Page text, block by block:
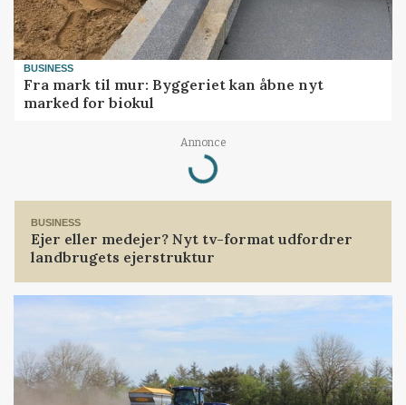
BUSINESS
Fra mark til mur: Byggeriet kan åbne nyt
marked for biokul
Annonce
Loading...
BUSINESS
Ejer eller medejer? Nyt tv-format udfordrer
landbrugets ejerstruktur